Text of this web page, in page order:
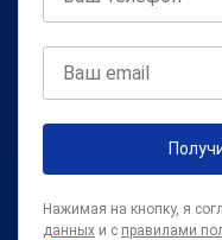
Нажимая на кнопку, я
данных и с правилами